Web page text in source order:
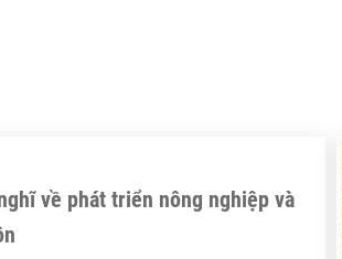
về phát triển nông nghiệp và